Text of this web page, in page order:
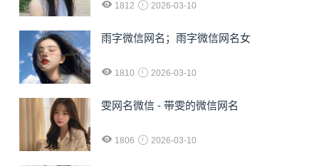
1812 2026-03-10
雨字微信网名；雨字微信网名女
1810 2026-03-10
雯网名微信 - 带雯的微信网名
1806 2026-03-10